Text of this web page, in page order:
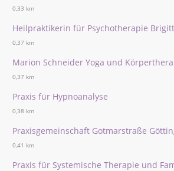
0,33 km
Heilpraktikerin für Psychotherapie
0,37 km
Marion Schneider Yoga und
0,37 km
Praxis für Hypnoanalyse
0,38 km
Praxisgemeinschaft Gotmarstraße
0,41 km
Praxis für Systemische Therapie und